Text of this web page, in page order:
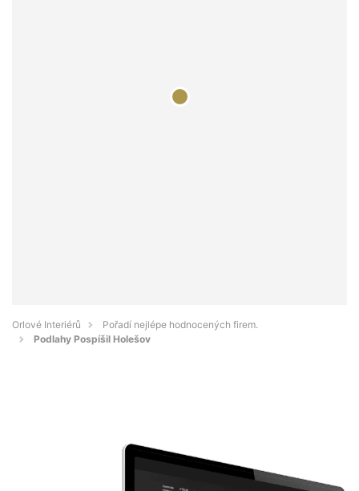
Orlové Interiérů
Pořadí nejlépe hodnocených firem.
Podlahy Pospíšil Holešov